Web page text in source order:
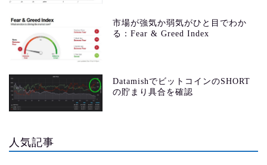
市場が強気か弱気がひと目でわか
る：Fear & Greed Index
DatamishでビットコインのSHORT
の貯まり具合を確認
人気記事